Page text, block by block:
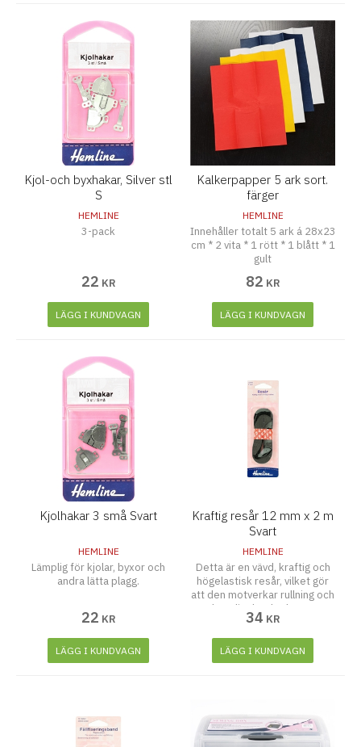
Kjol-och byxhakar, Silver stl
S
HEMLINE
3-pack
22 KR
LÄGG I KUNDVAGN
Kalkerpapper 5 ark sort.
färger
HEMLINE
Innehåller totalt 5 ark á 28x23
cm * 2 vita * 1 rött * 1 blått * 1
gult
82 KR
LÄGG I KUNDVAGN
Kjolhakar 3 små Svart
HEMLINE
Lämplig för kjolar, byxor och
andra lätta plagg.
22 KR
LÄGG I KUNDVAGN
Kraftig resår 12 mm x 2 m
Svart
HEMLINE
Detta är en vävd, kraftig och
högelastisk resår, vilket gör
att den motverkar rullning och
är lämplig där det krävs en
kraftig elastisitet tex. som
midjeresår.
34 KR
LÄGG I KUNDVAGN